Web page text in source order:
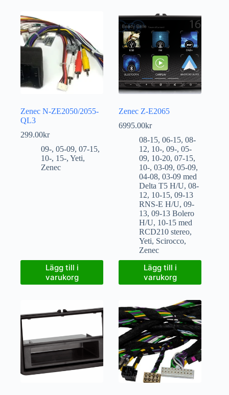
Zenec N-ZE2050/2055-
QL3
299.00kr
09-, 05-09, 07-15,
10-, 15-, Yeti,
Zenec
Lägg till i
varukorg
Zenec Z-E2065
6995.00kr
08-15,06-15,08-
12, 10-,09-,05-
09, 10-20,07-15,
10-,03-09,05-09,
04-08,03-09 med
Delta T5 H/U,08-
12, 10-15,09-13
RNS-E H/U,09-
13,09-13 Bolero
H/U, 10-15 med
RCD210 stereo,
Yeti, Scirocco,
Zenec
Lägg till i
varukorg